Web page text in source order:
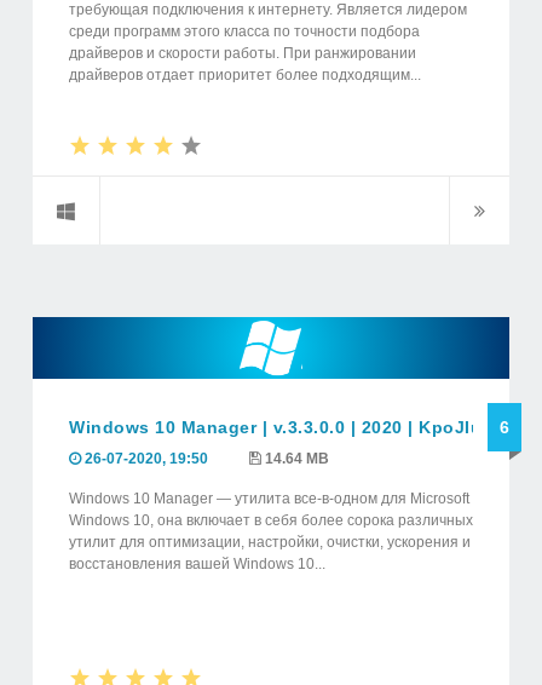
требующая подключения к интернету. Является лидером
среди программ этого класса по точности подбора
драйверов и скорости работы. При ранжировании
драйверов отдает приоритет более подходящим...
Windows 10 Manager | v.3.3.0.0 | 2020 | KpoJIuK 6
26-07-2020, 19:50 14.64 MB
Windows 10 Manager — утилита все-в-одном для Microsoft
Windows 10, она включает в себя более сорока различных
утилит для оптимизации, настройки, очистки, ускорения и
восстановления вашей Windows 10...